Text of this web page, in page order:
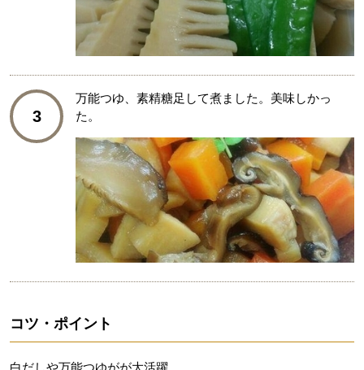
3
万能つゆ、素精糖足して煮ました。美味しかっ
た。
コツ・ポイント